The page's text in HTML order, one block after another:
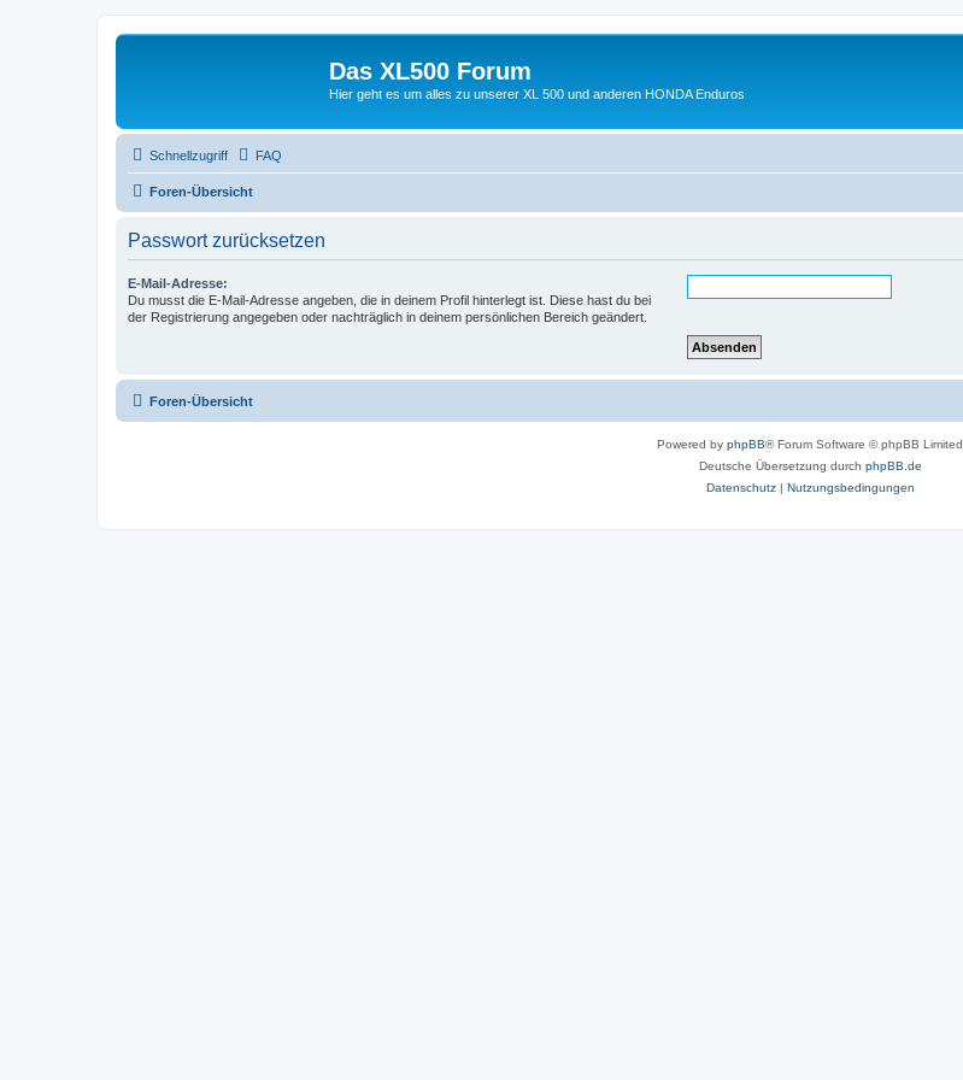
Das XL500 Forum
Hier geht es um alles zu unserer XL 500 und anderen HONDA Enduros
Schnellzugriff FAQ
Foren-Übersicht
Passwort zurücksetzen
E-Mail-Adresse:
Du musst die E-Mail-Adresse angeben, die in deinem Profil hinterlegt ist. Diese hast du bei
der Registrierung angegeben oder nachträglich in deinem persönlichen Bereich geändert.
Foren-Übersicht
Powered by phpBB® Forum Software © phpBB Limited
Deutsche Übersetzung durch phpBB.de
Datenschutz| Nutzungsbedingungen